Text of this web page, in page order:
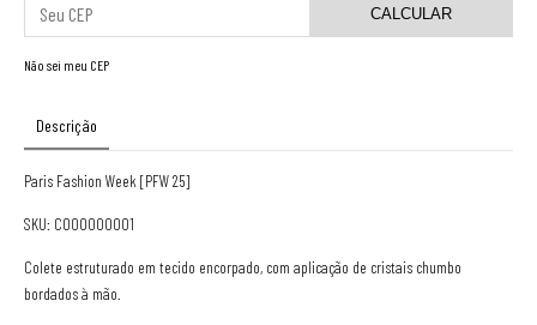
CALCULAR
Não sei meu CEP
Descrição
Paris Fashion Week [PFW 25]
SKU: CO00000001
Colete estruturado em tecido encorpado, com aplicação de cristais chumbo
bordados à mão.